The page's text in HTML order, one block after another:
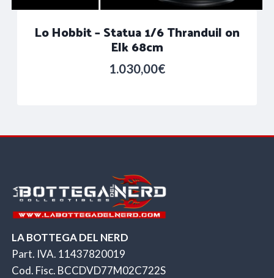
Lo Hobbit – Statua 1/6 Thranduil on
Elk 68cm
1.030,00€
LA BOTTEGA DEL NERD
Part. IVA. 11437820019
Cod. Fisc. BCCDVD77M02C722S